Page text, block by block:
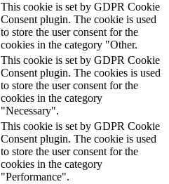
This cookie is set by GDPR Cookie
Consent plugin. The cookie is used
to store the user consent for the
cookies in the category "Other.
This cookie is set by GDPR Cookie
Consent plugin. The cookies is used
to store the user consent for the
cookies in the category
"Necessary".
This cookie is set by GDPR Cookie
Consent plugin. The cookie is used
to store the user consent for the
cookies in the category
"Performance".